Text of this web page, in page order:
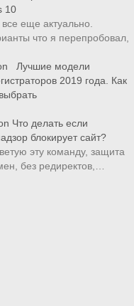
10
еще актуально.
что я перепробовал,
Лучшие модели
2019 года. Как
Что делать если
блокирует сайт?
эту команду, защита
без редиректов,…